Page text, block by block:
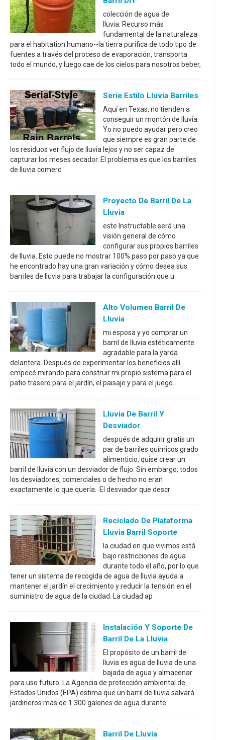
colección de agua de
lluvia. Recurso más
fundamental de la naturaleza
para el habitation humano--la tierra purifica de todo tipo de
fuentes a través del proceso de evaporación, transporta
todo el mundo, y luego cae de los cielos para nosotros beber,
Serie Estilo Lluvia Barriles
Aquí en Texas, no tienden a
conseguir un montón de lluvia.
Yo no puedo ayudar pero creo
que siempre es gran parte de
los residuos ver flujo de lluvia lejos y no ser capaz de
capturar los meses secador. El problema es que los barriles
de lluvia comerc
Proyecto De Barril De La
Lluvia
este Instructable será una
visión general de cómo
configurar sus propios barriles
de lluvia. Esto puede no mostrar 100% paso por paso ya que
he encontrado hay una gran variación y cómo desea sus
barriles de lluvia para trabajar la configuración que u
Alto Volumen Barril De
Lluvia
mi esposa y yo comprar un
barril de lluvia estéticamente
agradable para la yarda
delantera. Después de experimentar los beneficios allí
empecé mirando para construir mi propio sistema para el
patio trasero para el jardín, el paisaje y para el juego.
Lluvia De Barril Y
Desviador
después de adquirir gratis un
par de barriles químicos grado
alimenticio, quise crear un
barril de lluvia con un desviador de flujo. Sin embargo, todos
los desviadores, comerciales o de hecho no eran
exactamente lo que quería. El desviador que descr
Reciclado De Plataforma
Lluvia Barril Soporte
la ciudad en que vivimos está
bajo restricciones de agua
durante todo el año, por lo que
tener un sistema de recogida de agua de lluvia ayuda a
mantener el jardín el crecimiento y reducir la tensión en el
suministro de agua de la ciudad. La ciudad ap
Instalación Y Soporte De
Barril De La Lluvia
El propósito de un barril de
lluvia es agua de lluvia de una
bajada de agua y almacenar
para uso futuro. La Agencia de protección ambiental de
Estados Unidos (EPA) estima que un barril de lluvia salvará
jardineros más de 1.300 galones de agua durante
Barril De Lluvia